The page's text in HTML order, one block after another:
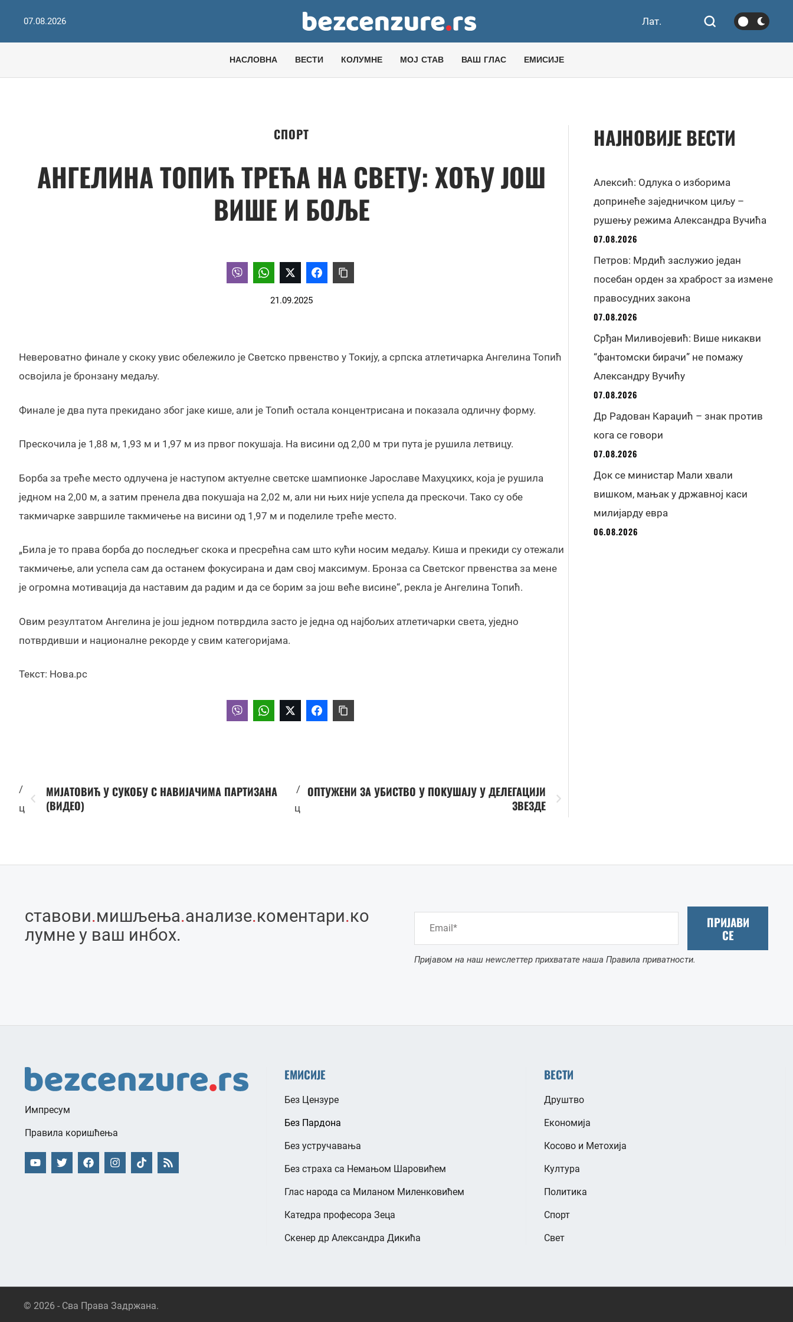
07.08.2026 Лат.
НАСЛОВНА ВЕСТИ КОЛУМНЕ МОЈ СТАВ ВАШ ГЛАС ЕМИСИЈЕ
СПОРТ
АНГЕЛИНА ТОПИЋ ТРЕЋА НА СВЕТУ: ХОЋУ ЈОШ
ВИШЕ И БОЉЕ
21.09.2025
Невероватно финале у скоку увис обележило је Светско првенство у Токију, а српска атлетичарка Ангелина Топић
освојила је бронзану медаљу.
Финале је два пута прекидано због јаке кише, али је Топић остала концентрисана и показала одличну форму.
Прескочила је 1,88 м, 1,93 м и 1,97 м из првог покушаја. На висини од 2,00 м три пута је рушила летвицу.
Борба за треће место одлучена је наступом актуелне светске шампионке Јарославе Махуцхикх, која је рушила
једном на 2,00 м, а затим пренела два покушаја на 2,02 м, али ни њих није успела да прескочи. Тако су обе
такмичарке завршиле такмичење на висини од 1,97 м и поделиле треће место.
„Била је то права борба до последњег скока и пресрећна сам што кући носим медаљу. Киша и прекиди су отежали
такмичење, али успела сам да останем фокусирана и дам свој максимум. Бронза са Светског првенства за мене
је огромна мотивација да наставим да радим и да се борим за још веће висине“, рекла је Ангелина Топић.
Овим резултатом Ангелина је још једном потврдила засто је једна од најбољих атлетичарки света, уједно
потврдивши и националне рекорде у свим категоријама.
Текст: Нова.рс
/
ц
МИЈАТОВИЋ У СУКОБУ С НАВИЈАЧИМА ПАРТИЗАНА
(ВИДЕО)
/
ц
ОПТУЖЕНИ ЗА УБИСТВО У ПОКУШАЈУ У ДЕЛЕГАЦИЈИ
ЗВЕЗДЕ
НАЈНОВИЈЕ ВЕСТИ
Алексић: Одлука о изборима
допринеће заједничком циљу –
рушењу режима Александра Вучића
07.08.2026
Петров: Мрдић заслужио један
посебан орден за храброст за измене
правосудних закона
07.08.2026
Срђан Миливојевић: Више никакви
“фантомски бирачи” не помажу
Александру Вучићу
07.08.2026
Др Радован Караџић – знак против
кога се говори
07.08.2026
Док се министар Мали хвали
вишком, мањак у државној каси
милијарду евра
06.08.2026
ставови.мишљења.анализе.коментари.ко
лумне у ваш инбоx.
ПРИЈАВИ
СЕ
Пријавом на наш неwслеттер прихватате наша Правила приватности.
Импресум
Правила коришћења
ЕМИСИЈЕ
Без Цензуре
Без Пардона
Без устручавања
Без страха са Немањом Шаровићем
Глас народа са Миланом Миленковићем
Катедра професора Зеца
Скенер др Александра Дикића
ВЕСТИ
Друштво
Економија
Косово и Метохија
Култура
Политика
Спорт
Свет
© 2026 - Сва Права Задржана.